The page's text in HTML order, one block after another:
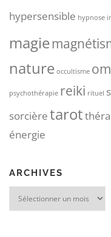
hypersensible hypnose
magie
nature occultisme
psychothérapie reiki rituel
sorcièretarot
énergie
ARCHIVES